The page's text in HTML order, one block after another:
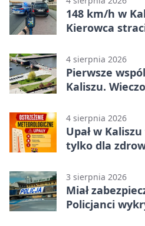
148 km/h w
Kierowca
4 sierpnia 2026
Pierwsze
Kaliszu.
4 sierpnia 2026
Upał w
tylko dla
3 sierpnia 2026
Miał
Policjanci